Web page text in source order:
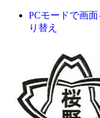
PCモードで画
り替え